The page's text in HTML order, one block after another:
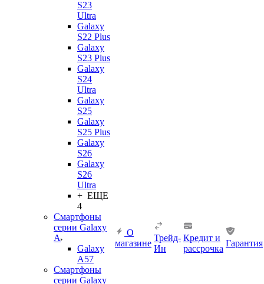
S23
Ultra
Galaxy
S22 Plus
Galaxy
S23 Plus
Galaxy
S24
Ultra
Galaxy
S25
Galaxy
S25 Plus
Galaxy
S26
Galaxy
S26
Ultra
+ ЕЩЕ
4
Смартфоны
серии Galaxy
A
Galaxy
A57
Смартфоны
серии Galaxy
О
магазине
Трейд-
Ин
Кредит и
рассрочка
Гарантия